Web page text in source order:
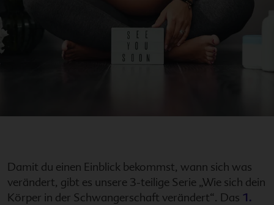
Damit du einen Einblick bekommst, wann sich was
verändert, gibt es unsere 3-teilige Serie „Wie sich dein
Körper in der Schwangerschaft verändert“. Das 1.